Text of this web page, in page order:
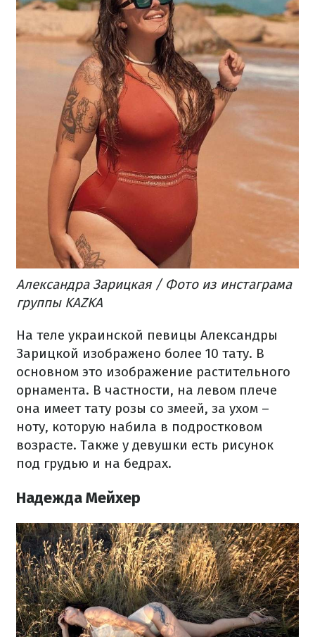
Александра Зарицкая / Фото из инстаграма
группы KAZKA
На теле украинской певицы Александры
Зарицкой изображено более 10 тату. В
основном это изображение растительного
орнамента. В частности, на левом плече
она имеет тату розы со змеей, за ухом –
ноту, которую набила в подростковом
возрасте. Также у девушки есть рисунок
под грудью и на бедрах.
Надежда Мейхер